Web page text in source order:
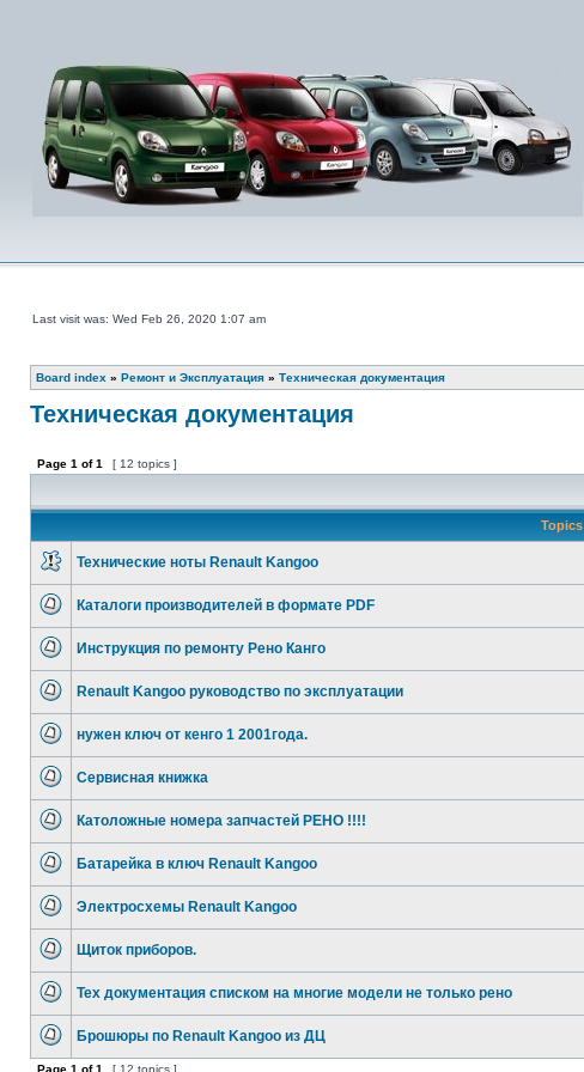
Last visit was: Wed Feb 26, 2020 1:07 am
Board index » Ремонт и Эксплуатация » Техническая документация
Техническая документация
Page 1 of1 [ 12 topics ]
Topics
Технические ноты Renault Kangoo
Каталоги производителей в формате PDF
Инструкция по ремонту Рено Канго
Renault Kangoo руководство по эксплуатации
нужен ключ от кенго 1 2001года.
Сервисная книжка
Католожные номера запчастей РЕНО !!!!
Батарейка в ключ Renault Kangoo
Электросхемы Renault Kangoo
Щиток приборов.
Тех документация списком на многие модели не только рено
Брошюры по Renault Kangoo из ДЦ
Page 1 of1 [ 12 topics ]